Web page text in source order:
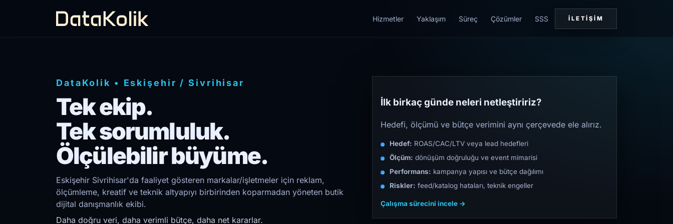
Hizmetler Yaklaşım Süreç Çözümler SSS İLETIŞIM
DataKolik • Eskişehir /Sivrihisar
Tek ekip.
Tek sorumluluk.
Ölçülebilir büyüme.
Eskişehir Sivrihisar'da faaliyet gösteren markalar/işletmeler için reklam,
ölçümleme, kreatif ve teknik altyapıyı birbirinden koparmadan yöneten butik
dijital danışmanlık ekibi.
Daha doğru veri, daha verimli bütçe, daha net kararlar.
İlk birkaç günde neleri netleştiririz?
Hedefi, ölçümü ve bütçe verimini aynı çerçevede ele alırız.
Hedef: ROAS/CAC/LTV veya lead hedefleri
Ölçüm: dönüşüm doğruluğu ve event mimarisi
Performans: kampanya yapısı ve bütçe dağılımı
Riskler: feed/katalog hataları, teknik engeller
Çalışma sürecini incele →